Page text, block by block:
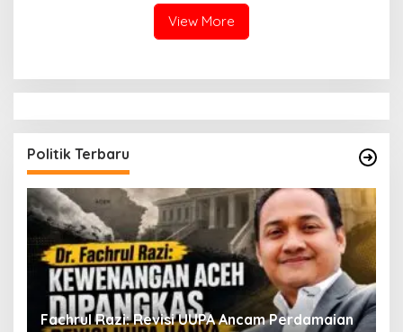
View More
Politik Terbaru
Fachrul Razi: Revisi UUPA Ancam Perdamaian